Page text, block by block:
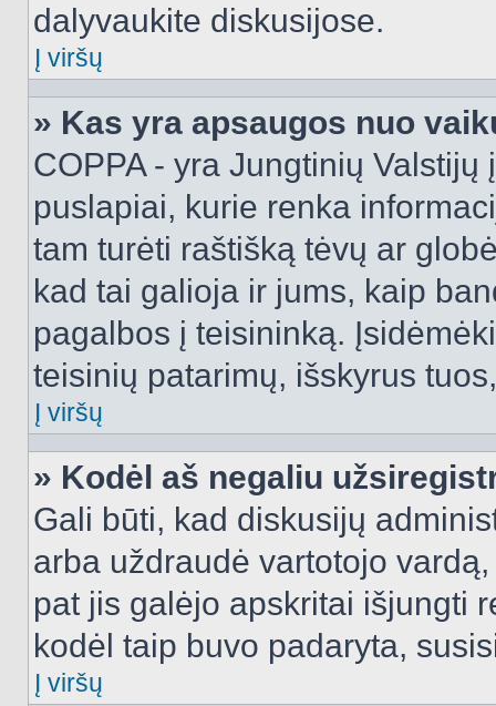
dalyvaukite diskusijose.
Į viršų
» Kas yra apsaugos nuo
COPPA - yra Jungtinių
puslapiai, kurie renka
tam turėti raštišką tėvų ar
kad tai galioja ir jums, kaip
pagalbos į teisininką.
teisinių patarimų, išskyrus
Į viršų
» Kodėl aš negaliu
Gali būti, kad diskusijų
arba uždraudė vartotojo
pat jis galėjo apskritai išjungti
kodėl taip buvo padaryta,
Į viršų